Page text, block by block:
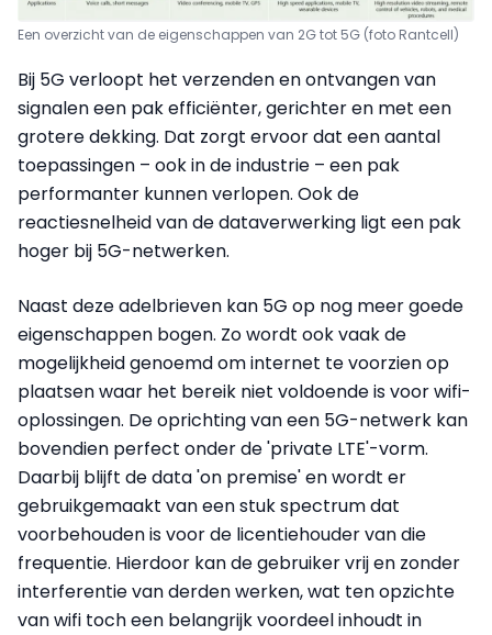
Een overzicht van de eigenschappen van 2G tot 5G (foto Rantcell)
Bij 5G verloopt het verzenden en ontvangen van
signalen een pak efficiënter, gerichter en met een
grotere dekking. Dat zorgt ervoor dat een aantal
toepassingen – ook in de industrie – een pak
performanter kunnen verlopen. Ook de
reactiesnelheid van de dataverwerking ligt een pak
hoger bij 5G-netwerken.
Naast deze adelbrieven kan 5G op nog meer goede
eigenschappen bogen. Zo wordt ook vaak de
mogelijkheid genoemd om internet te voorzien op
plaatsen waar het bereik niet voldoende is voor wifi-
oplossingen. De oprichting van een 5G-netwerk kan
bovendien perfect onder de 'private LTE'-vorm.
Daarbij blijft de data 'on premise' en wordt er
gebruikgemaakt van een stuk spectrum dat
voorbehouden is voor de licentiehouder van die
frequentie. Hierdoor kan de gebruiker vrij en zonder
interferentie van derden werken, wat ten opzichte
van wifi toch een belangrijk voordeelinhoudt in